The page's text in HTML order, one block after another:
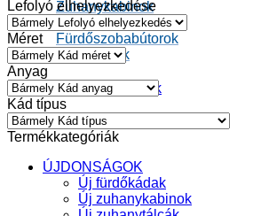
Zuhanykabinok
Zuhanytálcák
Fürdőszobabútorok
Kiegészítők
Teljes kínálatunk
Lefolyó elhelyezkedése
Méret
Anyag
Kád típus
Termékkategóriák
ÚJDONSÁGOK
Új fürdőkádak
Új zuhanykabinok